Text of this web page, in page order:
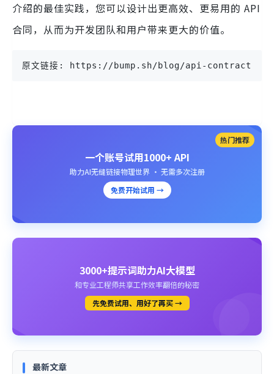
介绍的最佳实践，您可以设计出更高效、更易用的 API
合同，从而为开发团队和用户带来更大的价值。
原文链接: https://bump.sh/blog/api-contracts-
热门推荐
一个账号试用1000+ API
助力AI无缝链接物理世界 · 无需多次注册
免费开始试用 →
3000+提示词助力AI大模型
和专业工程师共享工作效率翻倍的秘密
先免费试用、用好了再买 →
最新文章